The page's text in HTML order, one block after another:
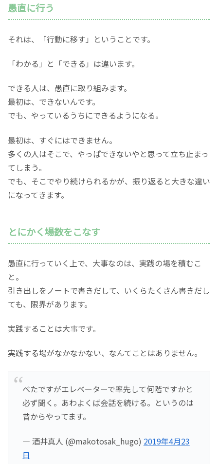
愚直に行う
それは、「行動に移す」ということです。
「わかる」と「できる」は違います。
できる人は、愚直に取り組みます。
最初は、できないんです。
でも、やっているうちにできるようになる。
最初は、すぐにはできません。
多くの人はそこで、やっぱできないやと思って立ち止まっ
てしまう。
でも、そこでやり続けられるかが、振り返ると大きな違い
になってきます。
とにかく場数をこなす
愚直に行っていく上で、大事なのは、実践の場を積むこ
と。
引き出しをノートで書きだして、いくらたくさん書きだし
ても、限界があります。
実践することは大事です。
実践する場がなかなかない、なんてことはありません。
べたですがエレベーターで率先して何階ですかと
必ず聞く。あわよくば会話を続ける。というのは
昔からやってます。
— 酒井真人 (@makotosak_hugo) 2019年4月23
日